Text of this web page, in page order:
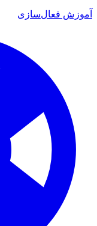
آموزش فعال‌سازی